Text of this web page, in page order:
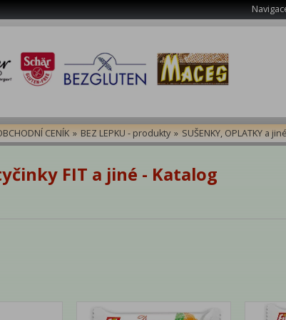
CENÍK » BEZ LEPKU - produkty » SUŠENKY, OPLATKY a jiné
FIT a jiné - Katalog